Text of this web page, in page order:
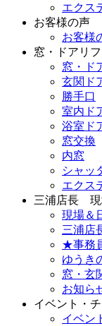
エクス
お客様の声
お客様
窓・ドアリ
窓・ド
玄関ド
勝手口
室内ド
浴室ド
窓交換
内窓
シャッ
エクス
三浦店長 現
現場＆
三浦店
★事務
ゆうき
窓・玄
お知ら
イベント・
イベン